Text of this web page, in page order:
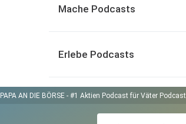
Mache Podcasts
Erlebe Podcasts
PAPA AN DIE BÖRSE - #1 Aktien Podcast für Väter Podcast